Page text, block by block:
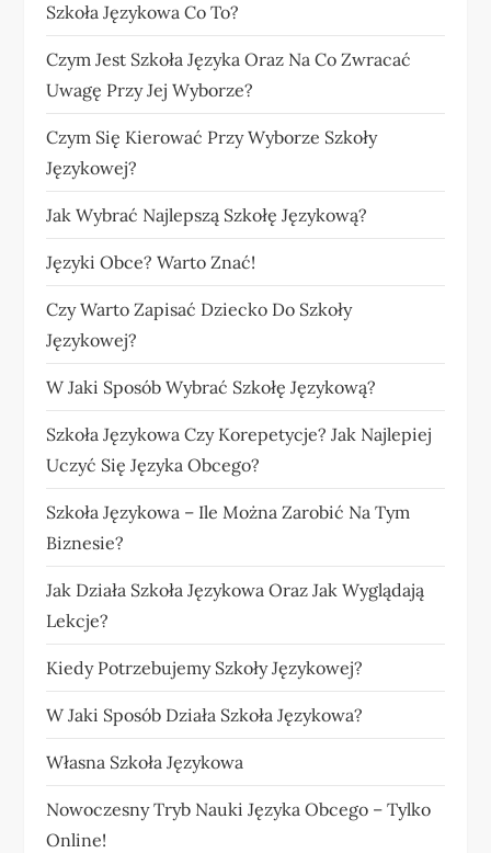
Szkoła Językowa Co To?
Czym Jest Szkoła Języka Oraz Na Co Zwracać
Uwagę Przy Jej Wyborze?
Czym Się Kierować Przy Wyborze Szkoły
Językowej?
Jak Wybrać Najlepszą Szkołę Językową?
Języki Obce? Warto Znać!
Czy Warto Zapisać Dziecko Do Szkoły
Językowej?
W Jaki Sposób Wybrać Szkołę Językową?
Szkoła Językowa Czy Korepetycje? Jak Najlepiej
Uczyć Się Języka Obcego?
Szkoła Językowa – Ile Można Zarobić Na Tym
Biznesie?
Jak Działa Szkoła Językowa Oraz Jak Wyglądają
Lekcje?
Kiedy Potrzebujemy Szkoły Językowej?
W Jaki Sposób Działa Szkoła Językowa?
Własna Szkoła Językowa
Nowoczesny Tryb Nauki Języka Obcego – Tylko
Online!